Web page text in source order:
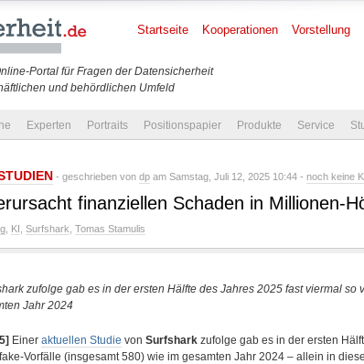
Portal für Fragen der Datensicherheit
und behördlichen Umfeld
Startseite Kooperationen Vorstellung
Experten Portraits Positionspapier Produkte Service
- geschrieben von dp am Samstag, Juli 12, 2025 10:44 - noch keine
finanziellen Schaden in Millionen-
KI Surfshark Tomas Stamulis
zufolge gab es in der ersten Hälfte des Jahres 2025 fast viermal so
Jahr 2024
Einer aktuellen Studie von Surfshark zufolge gab es in der ersten
Vorfälle (insgesamt 580) wie im gesamten Jahr 2024 – allein in